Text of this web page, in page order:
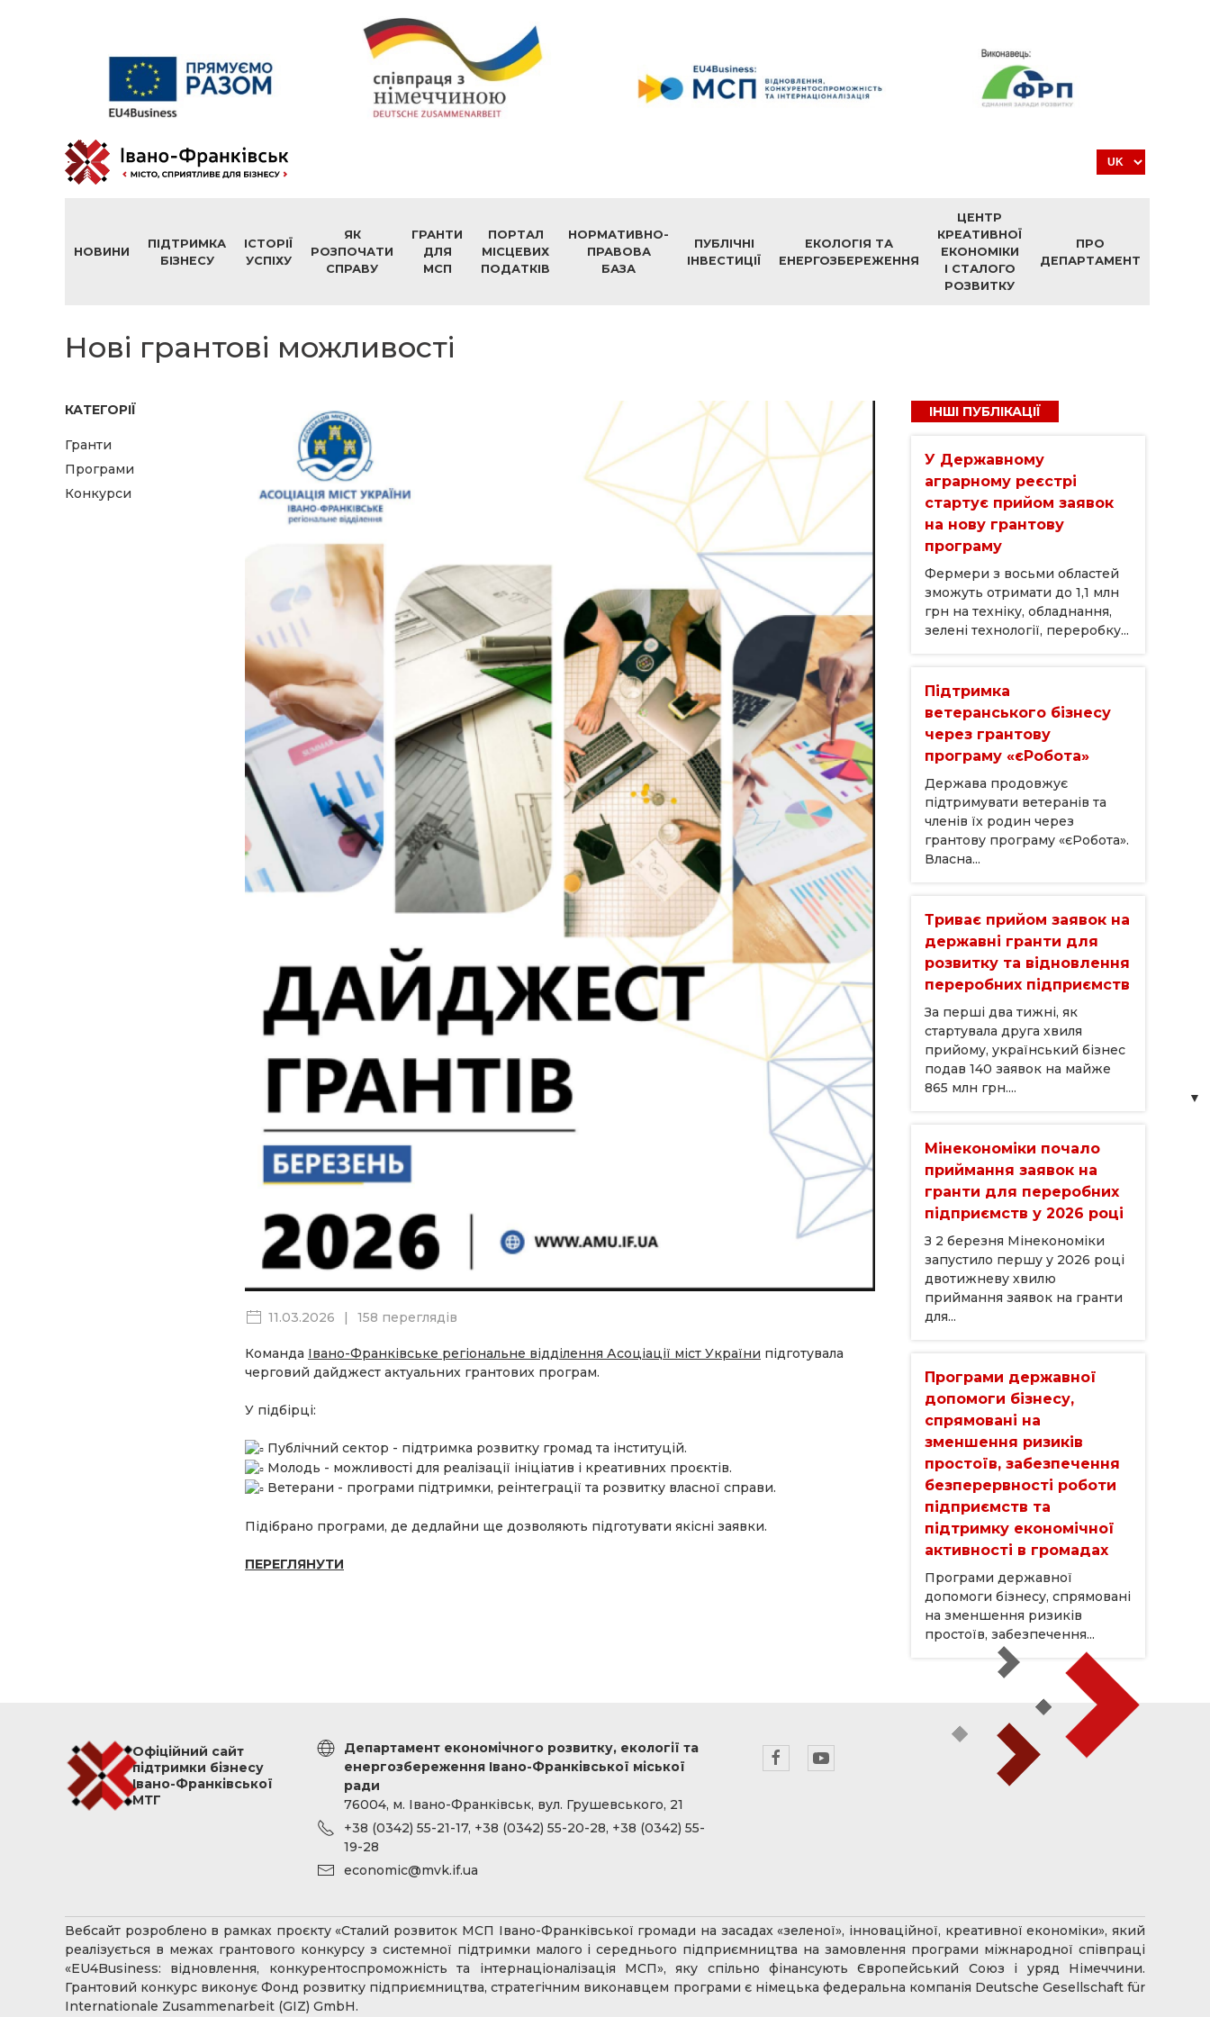
НОВИНИ
ПІДТРИМКА
БІЗНЕСУ
ІСТОРІЇ
УСПІХУ
ЯК
РОЗПОЧАТИ
СПРАВУ
ГРАНТИ
ДЛЯ
МСП
ПОРТАЛ
МІСЦЕВИХ
ПОДАТКІВ
НОРМАТИВНО-
ПРАВОВА
БАЗА
ПУБЛІЧНІ
ІНВЕСТИЦІЇ
ЕКОЛОГІЯ ТА
ЕНЕРГОЗБЕРЕЖЕННЯ
ЦЕНТР
КРЕАТИВНОЇ
ЕКОНОМІКИ
І СТАЛОГО
РОЗВИТКУ
ПРО
ДЕПАРТАМЕНТ
Нові грантові можливості
КАТЕГОРІЇ
Гранти
Програми
Конкурси
11.03.2026 | 158 переглядів
Команда Івано-Франківське регіональне відділення Асоціації міст України підготувала
черговий дайджест актуальних грантових програм.
У підбірці:
Публічний сектор - підтримка розвитку громад та інституцій.
Молодь - можливості для реалізації ініціатив і креативних проєктів.
Ветерани - програми підтримки, реінтеграції та розвитку власної справи.
Підібрано програми, де дедлайни ще дозволяють підготувати якісні заявки.
ПЕРЕГЛЯНУТИ
ІНШІ ПУБЛІКАЦІЇ
У Державному
аграрному реєстрі
стартує прийом заявок
на нову грантову
програму
Фермери з восьми областей
зможуть отримати до 1,1 млн
грн на техніку, обладнання,
зелені технології, переробку...
Підтримка
ветеранського бізнесу
через грантову
програму «єРобота»
Держава продовжує
підтримувати ветеранів та
членів їх родин через
грантову програму «єРобота».
Власна...
Триває прийом заявок на
державні гранти для
розвитку та відновлення
переробних підприємств
За перші два тижні, як
стартувала друга хвиля
прийому, український бізнес
подав 140 заявок на майже
865 млн грн....
Мінекономіки почало
приймання заявок на
гранти для переробних
підприємств у 2026 році
З 2 березня Мінекономіки
запустило першу у 2026 році
двотижневу хвилю
приймання заявок на гранти
для...
Програми державної
допомоги бізнесу,
спрямовані на
зменшення ризиків
простоїв, забезпечення
безперервності роботи
підприємств та
підтримку економічної
активності в громадах
Програми державної
допомоги бізнесу, спрямовані
на зменшення ризиків
простоїв, забезпечення...
Офіційний сайт
підтримки бізнесу
Івано-Франківської
МТГ
Департамент економічного розвитку, екології та
енергозбереження Івано-Франківської міської
ради
76004, м. Івано-Франківськ, вул. Грушевського, 21
+38 (0342) 55-21-17, +38 (0342) 55-20-28, +38 (0342) 55-
19-28
economic@mvk.if.ua
Вебсайт розроблено в рамках проєкту «Сталий розвиток МСП Івано-Франківської громади на засадах «зеленої», інноваційної, креативної економіки», який
реалізується в межах грантового конкурсу з системної підтримки малого і середнього підприємництва на замовлення програми міжнародної співпраці
«EU4Business: відновлення, конкурентоспроможність та інтернаціоналізація МСП», яку спільно фінансують Європейський Союз і уряд Німеччини.
Грантовий конкурс виконує Фонд розвитку підприємництва, стратегічним виконавцем програми є німецька федеральна компанія Deutsche Gesellschaft für
Internationale Zusammenarbeit (GIZ) GmbH.